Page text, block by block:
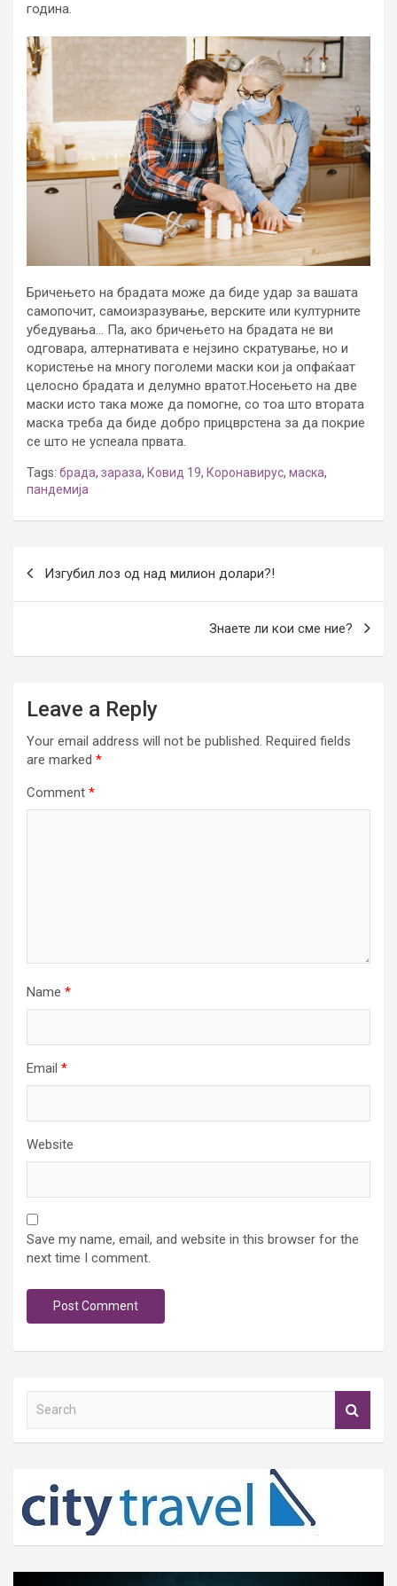
година.
Бричењето на брадата може да биде удар за вашата
самопочит, самоизразување, верските или културните
убедувања… Па, ако бричењето на брадата не ви
одговара, алтернативата е нејзино скратување, но и
користење на многу поголеми маски кои ја опфаќаат
целосно брадата и делумно вратот.Носењето на две
маски исто така може да помогне, со тоа што втората
маска треба да биде добро прицврстена за да покрие
се што не успеала првата.
Tags: брада, зараза, Ковид 19, Коронавирус, маска,
пандемија
navigation
Изгубил лоз од над милион долари?!
Знаете ли кои сме ние?
Leave a Reply
Your email address will not be published. Required fields
are marked *
Comment *
Name *
Email *
Website
Save my name, email, and website in this browser for the
next time I comment.
h